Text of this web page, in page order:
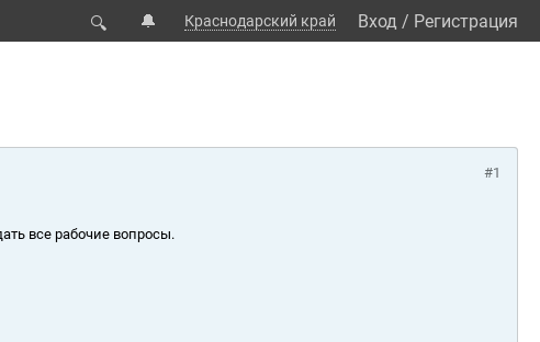
🔍 🔔 Краснодарский край Вход / Регистрация
#1
все рабочие вопросы.